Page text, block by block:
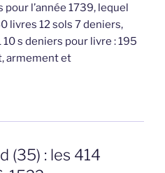
l’année 1739, lequel
livres 12 sols 7 deniers,
s deniers pour livre : 195
armement et
(35) : les 414